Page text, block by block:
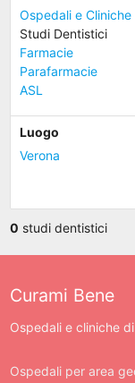
Ospedali e Cliniche
Studi Dentistici
Farmacie
Parafarmacie
ASL
Luogo
Verona
0 studi dentistici
Curami Bene
Ospedali e cliniche
Ospedali per area